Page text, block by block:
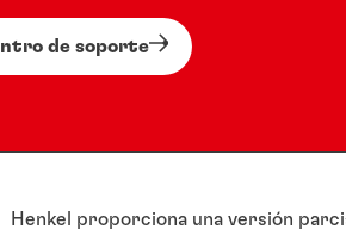
de soporte
Henkel proporciona una versión